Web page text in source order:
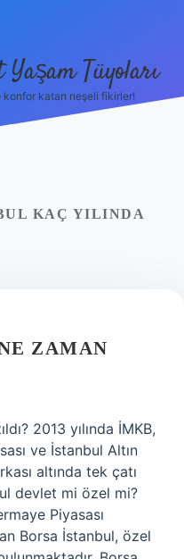
Yaşam Tüyoları
konfor katan neşeli fikirler!
KAÇ YILINDA
ZAMAN
2013 yılında İMKB,
ve İstanbul Altın
altında tek çatı
devlet mi özel mi?
Piyasası
Borsa İstanbul, özel